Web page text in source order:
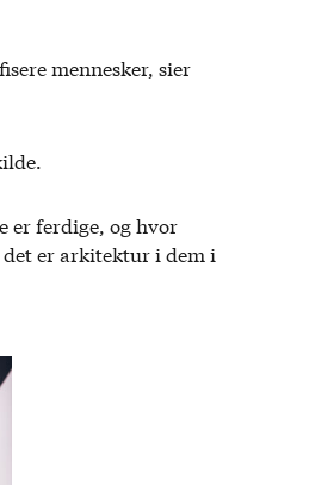
mennesker, sier
er ferdige, og hvor
er arkitektur i dem i